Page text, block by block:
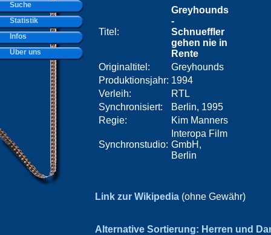
Titel:
Greyhounds
-
Schnueffler
gehen nie in
Rente
Originaltitel:
Greyhounds
Produktionsjahr: 1994
Verleih:
RTL
Synchronisiert:
Berlin, 1995
Regie:
Kim Manners
Synchronstudio:
Interopa Film
GmbH,
Berlin
Link zur Wikipedia (ohne Gewähr)
Alternative Sortierung: Herren und
Suche
Statistik
Infos
Über uns